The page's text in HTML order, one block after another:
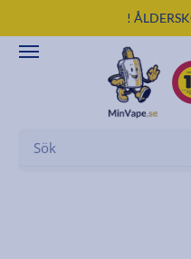
till
innehåll
!